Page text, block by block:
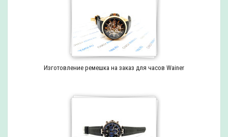
Изготовление ремешка на заказ для часов Wainer